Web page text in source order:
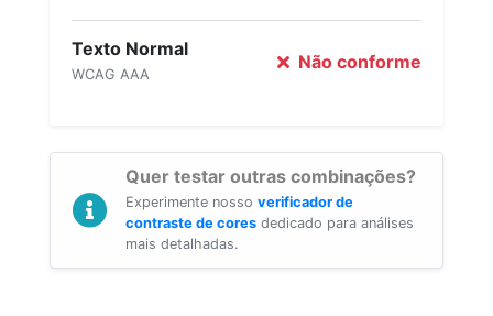
Texto Normal
WCAG AAA
Não conforme
Quer testar outras combinações?
Experimente nosso verificador de
contraste de cores dedicado para análises
mais detalhadas.